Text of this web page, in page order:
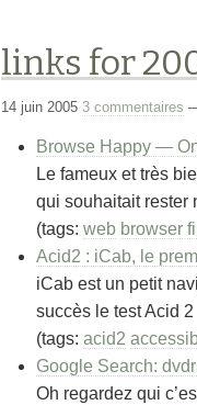
links for
14 juin 2005 3 commentaires
Browse Happy —
Le fameux et très
qui souhaitait rester
(tags: web browser
Acid2 : iCab, le
iCab est un petit
succès le test Acid 2
(tags: acid2
Google Search:
Oh regardez qui